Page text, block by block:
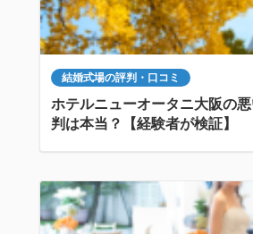
結婚式場の評判・口コミ
ホテルニューオータニ大阪の
判は本当？【経験者が検証】